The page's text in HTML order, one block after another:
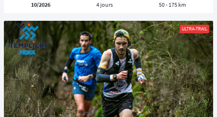
10/2026
4 jours
50 - 175 km
ULTRA-TRAIL